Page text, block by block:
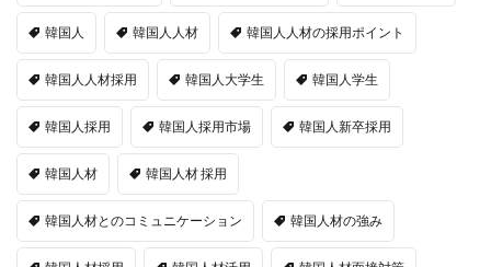
韓国人 韓国人人材 韓国人人材の採用ポイント
韓国人人材採用 韓国人大学生 韓国人学生
韓国人採用 韓国人採用市場 韓国人新卒採用
韓国人材 韓国人材 採用
韓国人材とのコミュニケーション 韓国人材の強み